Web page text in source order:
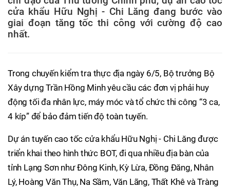
cửa khẩu Hữu Nghị - Chi Lăng đang bước vào
giai đoạn tăng tốc thi công với cường độ cao
nhất.
Trong chuyến kiểm tra thực địa ngày 6/5, Bộ trưởng Bộ
Xây dựng Trần Hồng Minh yêu cầu các đơn vị phải huy
động tối đa nhân lực, máy móc và tổ chức thi công “3 ca,
4 kíp” để bảo đảm tiến độ toàn tuyến.
Dự án tuyến cao tốc cửa khẩu Hữu Nghị - Chi Lăng được
triển khai theo hình thức BOT, đi qua nhiều địa bàn của
tỉnh Lạng Sơn như Đông Kinh, Kỳ Lừa, Đồng Đăng, Nhân
Lý, Hoàng Văn Thụ, Na Sầm, Văn Lãng, Thất Khê và Tràng